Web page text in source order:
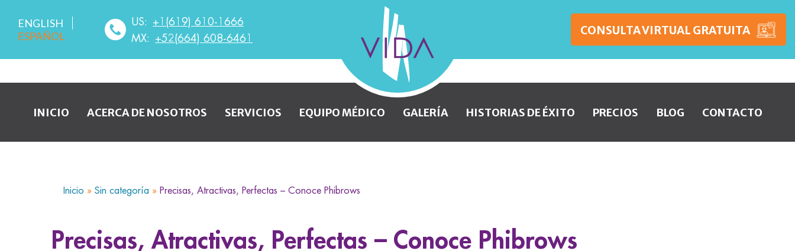
Wellness
and
Beauty
ENGLISH
ESPAÑOL
US: +1(619) 610-1666
MX: +52(664) 608-6461
CONSULTA VIRTUAL GRATUITA
INICIO ACERCA DE NOSOTROS SERVICIOS EQUIPO MÉDICO GALERÍA HISTORIAS DE ÉXITO PRECIOS BLOG CONTACTO
Inicio » Sin categoría » Precisas, Atractivas, Perfectas – Conoce Phibrows
Precisas, Atractivas, Perfectas – Conoce Phibrows